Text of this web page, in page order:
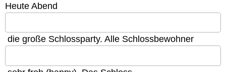
Heute Abend
die große Schlossparty. Alle Schlossbewohner